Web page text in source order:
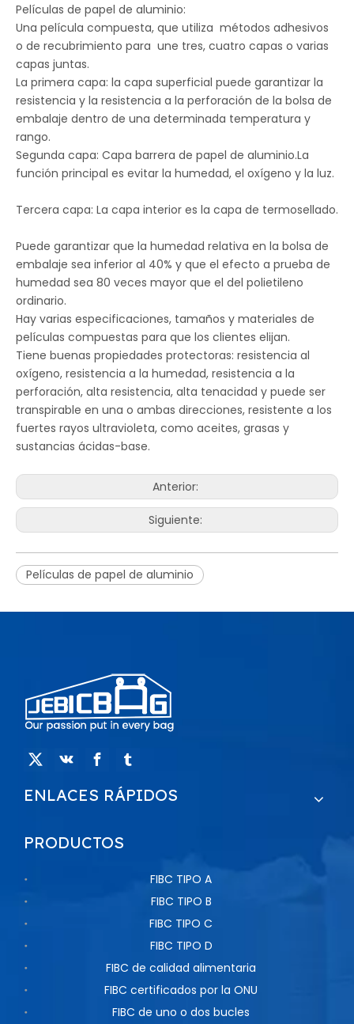
Películas de papel de aluminio:
Una película compuesta, que utiliza métodos adhesivos
o de recubrimiento para une tres, cuatro capas o varias
capas juntas.
La primera capa: la capa superficial puede garantizar la
resistencia y la resistencia a la perforación de la bolsa de
embalaje dentro de una determinada temperatura y
rango.
Segunda capa: Capa barrera de papel de aluminio.La
función principal es evitar la humedad, el oxígeno y la luz.
Tercera capa: La capa interior es la capa de termosellado.
Puede garantizar que la humedad relativa en la bolsa de
embalaje sea inferior al 40% y que el efecto a prueba de
humedad sea 80 veces mayor que el del polietileno
ordinario.
Hay varias especificaciones, tamaños y materiales de
películas compuestas para que los clientes elijan.
Tiene buenas propiedades protectoras: resistencia al
oxígeno, resistencia a la humedad, resistencia a la
perforación, alta resistencia, alta tenacidad y puede ser
transpirable en una o ambas direcciones, resistente a los
fuertes rayos ultravioleta, como aceites, grasas y
sustancias ácidas-base.
Anterior:
Siguiente:
Películas de papel de aluminio
ENLACES RÁPIDOS
PRODUCTOS
FIBC TIPO A
FIBC TIPO B
FIBC TIPO C
FIBC TIPO D
FIBC de calidad alimentaria
FIBC certificados por la ONU
FIBC de uno o dos bucles